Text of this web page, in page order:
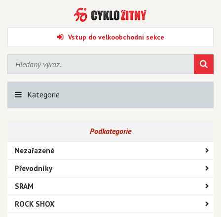
Vstup do velkoobchodní sekce
Kategorie
Podkategorie
Nezařazené
Převodníky
SRAM
ROCK SHOX